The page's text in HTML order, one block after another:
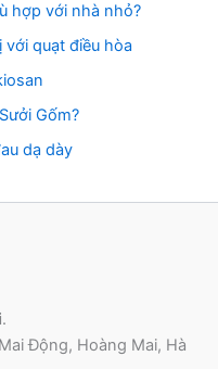
hợp với nhà nhỏ?
quạt điều hòa
Gốm?
dạ dày
.
Động, Hoàng Mai, Hà